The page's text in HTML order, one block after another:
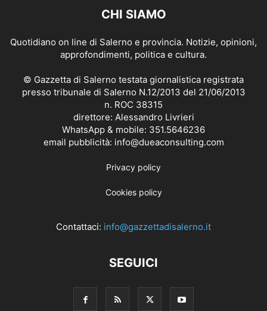
CHI SIAMO
Quotidiano on line di Salerno e provincia. Notizie, opinioni,
approfondimenti, politica e cultura.
© Gazzetta di Salerno testata giornalistica registrata
presso tribunale di Salerno N.12/2013 del 21/06/2013
n. ROC 38315
direttore: Alessandro Livrieri
WhatsApp & mobile: 351.5646236
email pubblicità: info@dueaconsulting.com
Privacy policy
Cookies policy
Contattaci: info@gazzettadisalerno.it
SEGUICI